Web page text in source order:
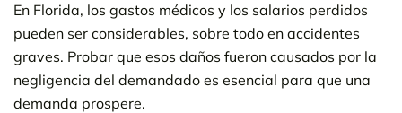
En Florida, los gastos médicos y los salarios perdidos
pueden ser considerables, sobre todo en accidentes
graves. Probar que esos daños fueron causados por la
negligencia del demandado es esencial para que una
demanda prospere.